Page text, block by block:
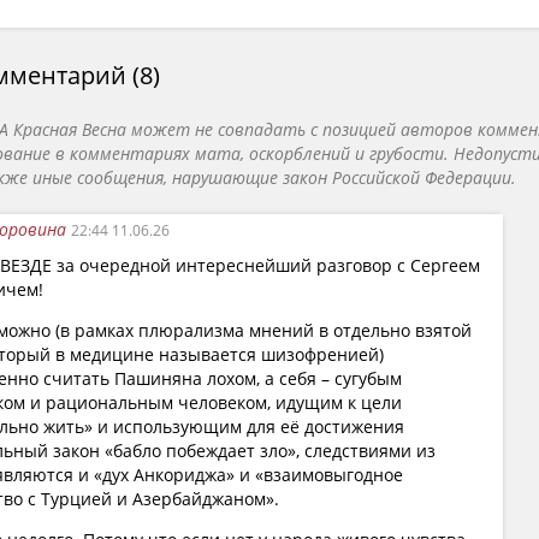
выдвинул тезис, который на первый взгляд кажется
устаревшую) и «реальную» (хорошую,
Армении.
саму идею противопоставления реального
абстракция, а конкретная связь живых и мёртвых, связь
придётся перечеркнуть «Бессмертный полк»,
параллель с фильмом «Покаяние» Абуладзе. Политолог
не означает, что история отказывается от тебя, — она
аспект, по Кургиняну, в том, что Пашинян
Эрдоганом, причём занимает в этой связке очевидно
тем, Эрдоган, в отличие от Пашиняна, не
(8)
Красная Весна может не совпадать с позицией авторов
в комментариях мата, оскорблений и грубости.
иные сообщения, нарушающие закон Российской Федерации.
22:44 11.06.26
за очередной интереснейший разговор с Сергеем
(в рамках плюрализма мнений в отдельно взятой
в медицине называется шизофренией)
считать Пашиняна лохом, а себя – сугубым
и рациональным человеком, идущим к цели
жить» и использующим для её достижения
закон «бабло побеждает зло», следствиями из
и «дух Анкориджа» и «взаимовыгодное
с Турцией и Азербайджаном».